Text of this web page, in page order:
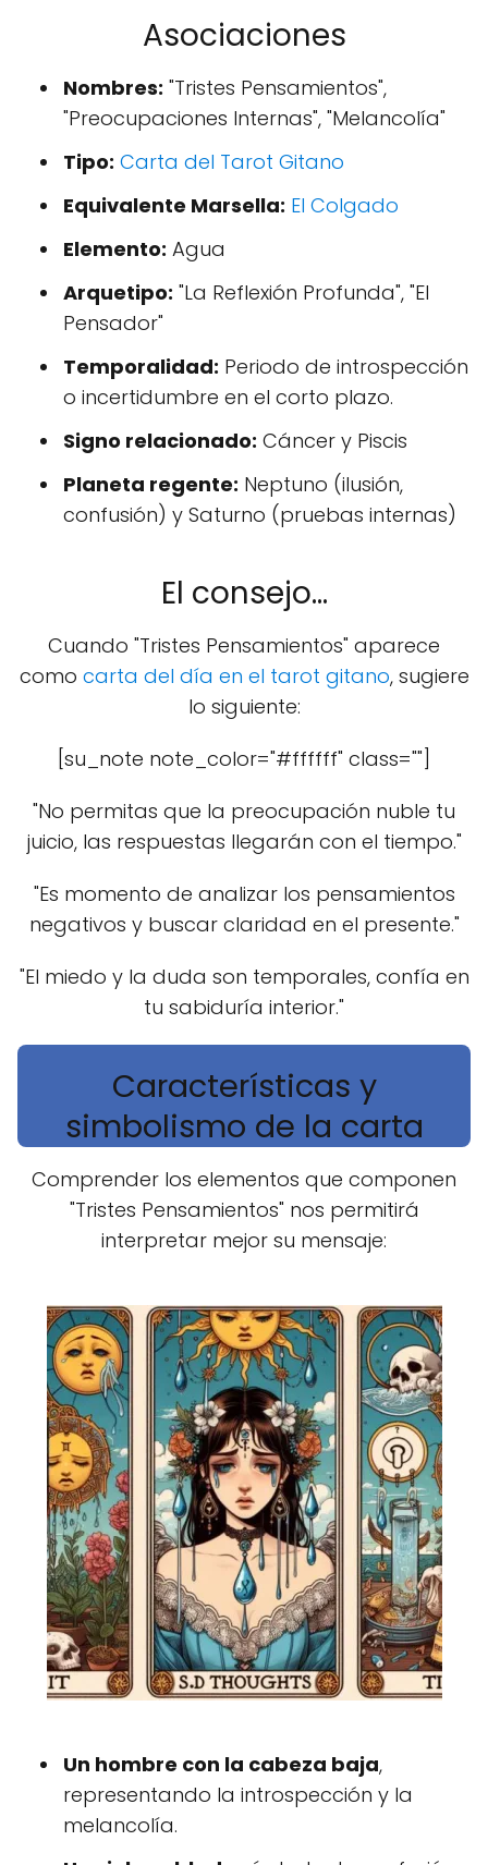
Asociaciones
Nombres: "Tristes Pensamientos",
"Preocupaciones Internas", "Melancolía"
Tipo: Carta del Tarot Gitano
Equivalente Marsella: El Colgado
Elemento: Agua
Arquetipo: "La Reflexión Profunda", "El
Pensador"
Temporalidad: Periodo de introspección
o incertidumbre en el corto plazo.
Signo relacionado: Cáncer y Piscis
Planeta regente: Neptuno (ilusión,
confusión) y Saturno (pruebas internas)
El consejo...
Cuando "Tristes Pensamientos" aparece
como carta del día en el tarot gitano, sugiere
lo siguiente:
[su_note note_color="#ffffff" class=""]
"No permitas que la preocupación nuble tu
juicio, las respuestas llegarán con el tiempo."
"Es momento de analizar los pensamientos
negativos y buscar claridad en el presente."
"El miedo y la duda son temporales, confía en
tu sabiduría interior."
Características y
simbolismo de la carta
Comprender los elementos que componen
"Tristes Pensamientos" nos permitirá
interpretar mejor su mensaje:
Un hombre con la cabeza baja,
representando la introspección y la
melancolía.